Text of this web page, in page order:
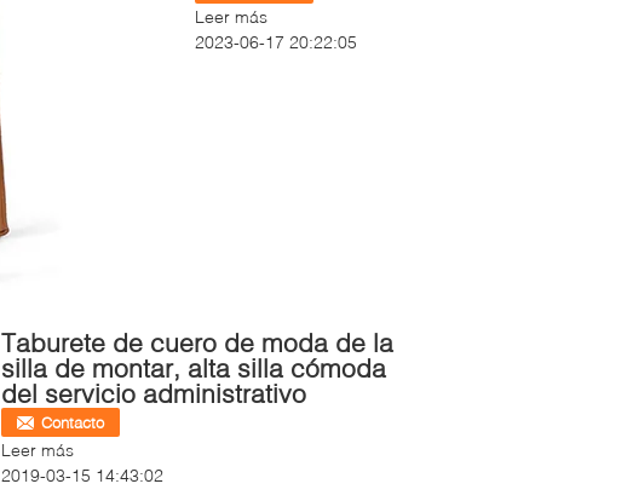
Leer más
2023-06-17 20:22:05
Taburete de cuero de moda de la
silla de montar, alta silla cómoda
del servicio administrativo
Contacto
Leer más
2019-03-15 14:43:02